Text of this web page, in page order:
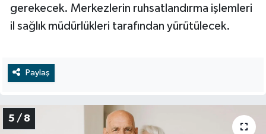
gerekecek. Merkezlerin ruhsatlandırma işlemleri
il sağlık müdürlükleri tarafından yürütülecek.
Paylaş
5 / 8